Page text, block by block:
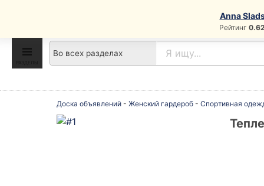
Доска объявлений - Женский гардероб - Спортивная
Anna
Рейтинг